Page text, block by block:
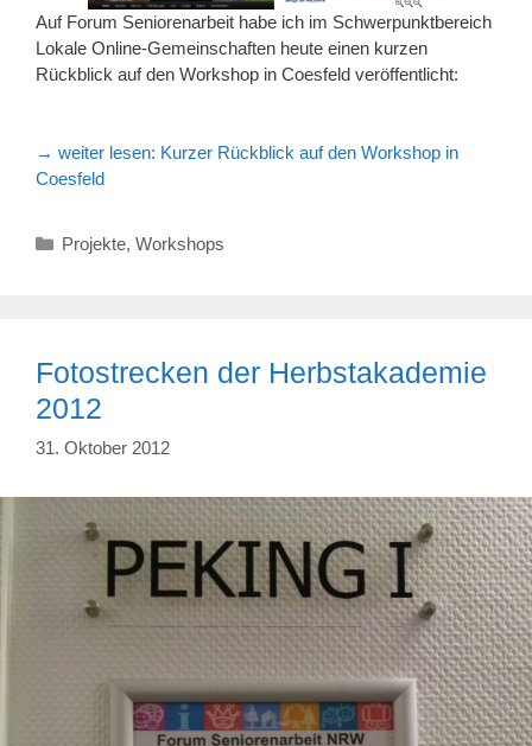
Auf Forum Seniorenarbeit habe ich im Schwerpunktbereich
Lokale Online-Gemeinschaften heute einen kurzen
Rückblick auf den Workshop in Coesfeld veröffentlicht:
→ weiter lesen: Kurzer Rückblick auf den Workshop in
Coesfeld
Kategorien
Projekte, Workshops
Fotostrecken der Herbstakademie
2012
31. Oktober 2012